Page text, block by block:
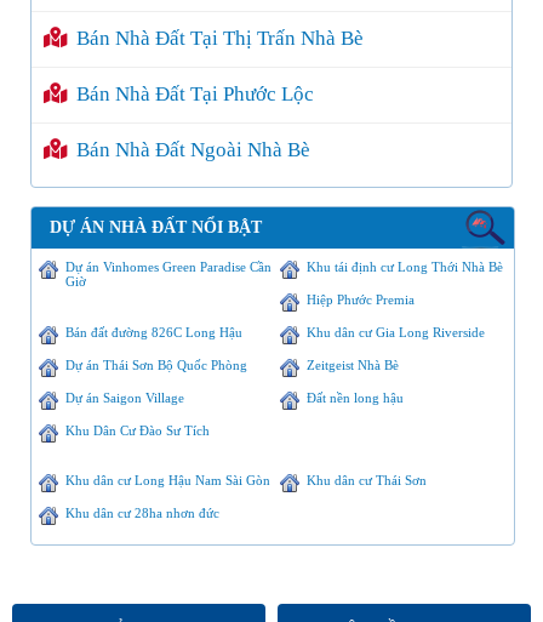
Bán Nhà Đất Tại Thị Trấn Nhà Bè
Bán Nhà Đất Tại Phước Lộc
Bán Nhà Đất Ngoài Nhà Bè
DỰ ÁN NHÀ ĐẤT NỔI BẬT
Dự án Vinhomes Green Paradise Cần
Giờ
Khu tái định cư Long Thới Nhà Bè
Hiệp Phước Premia
Bán đất đường 826C Long Hậu Khu dân cư Gia Long Riverside
Dự án Thái Sơn Bộ Quốc Phòng Zeitgeist Nhà Bè
Dự án Saigon Village Đất nền long hậu
Khu Dân Cư Đào Sư Tích
Khu dân cư Long Hậu Nam Sài Gòn Khu dân cư Thái Sơn
Khu dân cư 28ha nhơn đức